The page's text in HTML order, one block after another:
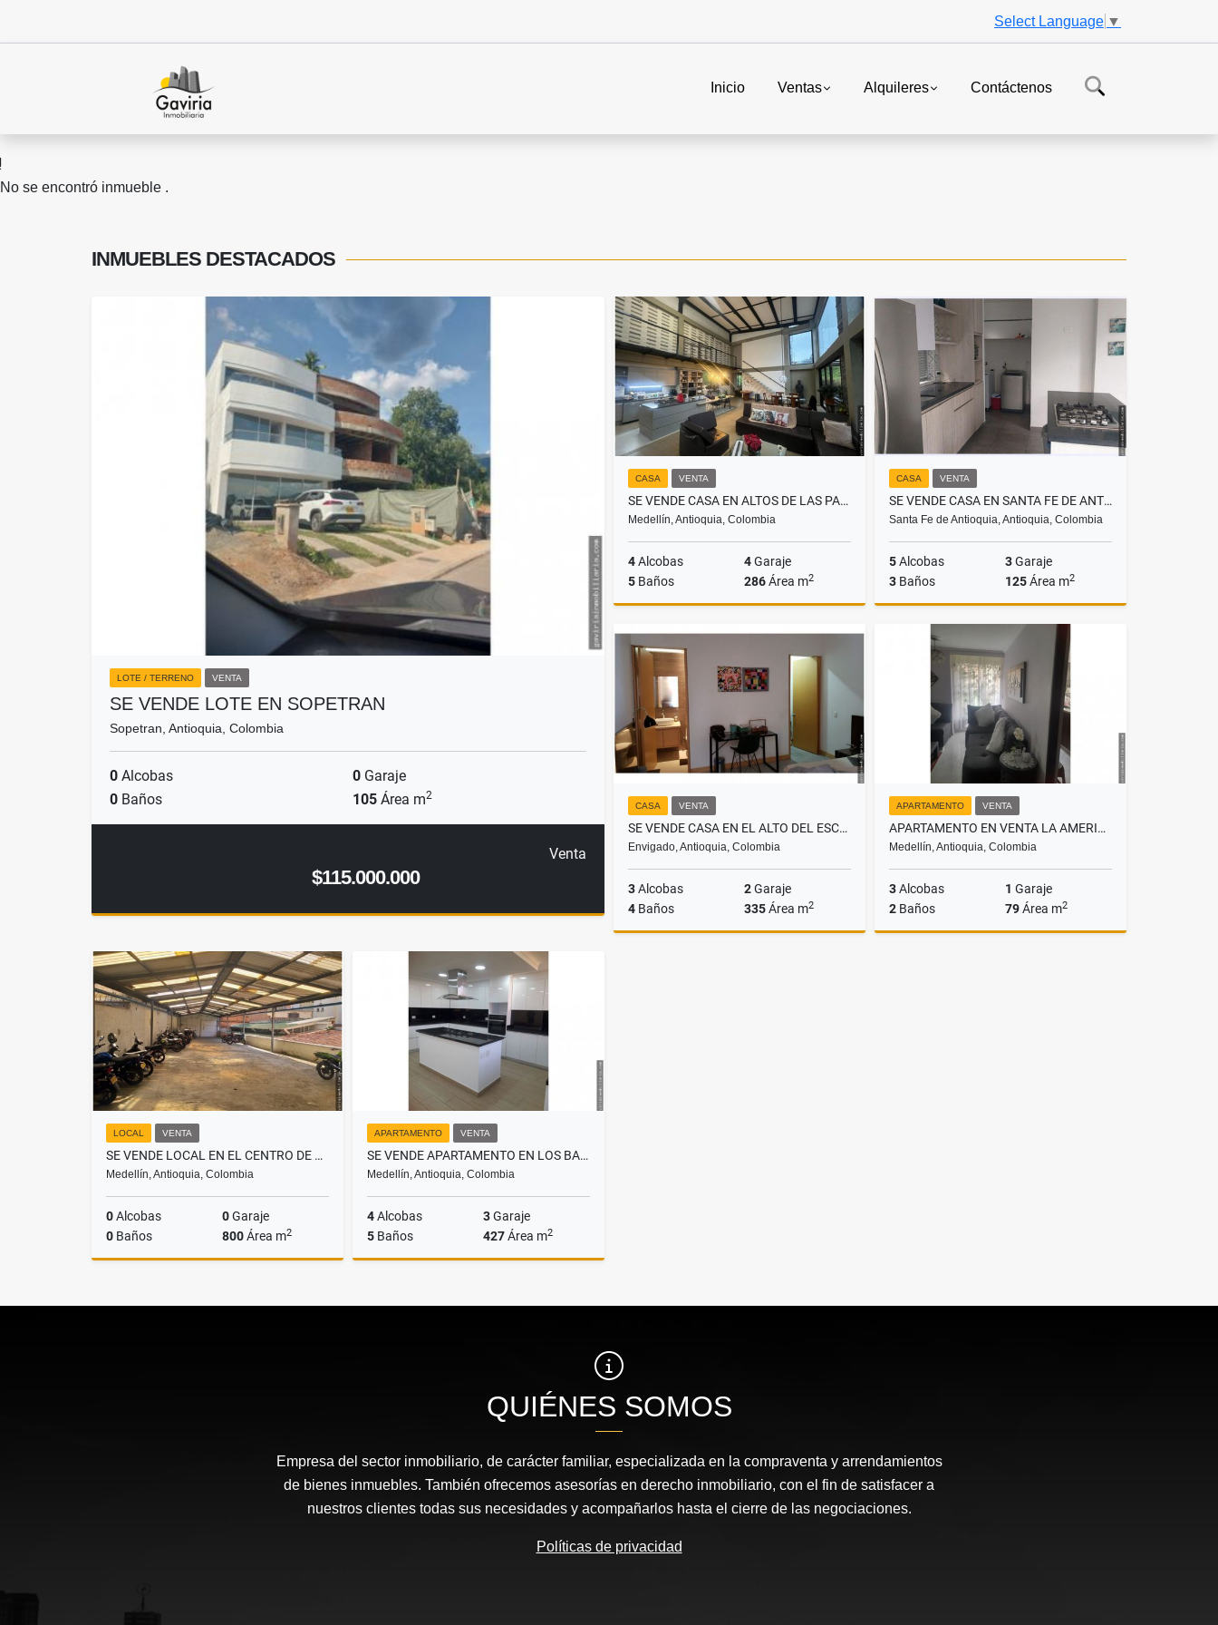
Select Language ▼
Inicio Ventas Alquileres Contáctenos
No se encontró inmueble .
INMUEBLES DESTACADOS
LOTE / TERRENO VENTA
SE VENDE LOTE EN SOPETRAN
Sopetran, Antioquia, Colombia
0 Alcobas 0 Garaje
0 Baños 105 Área m2
Venta
$115.000.000
CASA VENTA
SE VENDE CASA EN ALTOS DE LAS PALMAS
Medellín, Antioquia, Colombia
4Alcobas 4Garaje
5 Baños 286Área m2
Venta
CASA VENTA
SE VENDE CASA EN SANTA FE DE ANTOQUIA
Santa Fe de Antioquia, Antioquia, Colombia
5Alcobas 3Garaje
3 Baños 125Área m2
$690.000.000
CASA VENTA
SE VENDE CASA EN EL ALTO DEL ESCOBERO ENVIGADO
Envigado, Antioquia, Colombia
3Alcobas 2Garaje
4 Baños 335Área m2
APARTAMENTO VENTA
APARTAMENTO EN VENTA LA AMERICA
Medellín, Antioquia, Colombia
3Alcobas 1 Garaje
2 Baños 79Área m2
LOCAL VENTA
SE VENDE LOCAL EN EL CENTRO DE MEDELLÍN
Medellín, Antioquia, Colombia
0Alcobas 0Garaje
0 Baños 800Área m2
$2.230.000.000
APARTAMENTO VENTA
SE VENDE APARTAMENTO EN LOS BALSOS EL POBLADO.
Medellín, Antioquia, Colombia
4Alcobas 3Garaje
5 Baños 427Área m2
$2.300.000.000
QUIÉNES SOMOS
Empresa del sector inmobiliario, de carácter familiar, especializada en la compraventa y arrendamientos
de bienes inmuebles. También ofrecemos asesorías en derecho inmobiliario, con el fin de satisfacer a
nuestros clientes todas sus necesidades y acompañarlos hasta el cierre de las negociaciones.
Políticas de privacidad